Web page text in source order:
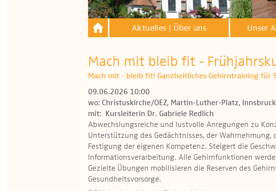
Aktuelles | Über uns Unser
Mach mit bleib fit -
Mach mit - bleib fit! Ganzheitliches Gehirntraining für
09.06.2026 10:00
wo: Christuskirche/OEZ, Martin-Luther-Platz, Innsbruck
mit: Kursleiterin Dr. Gabriele Redlich
Abwechslungsreiche und lustvolle Anregungen zu
Unterstützung des Gedächtnisses, der Wahrnehmung,
Festigung der eigenen Kompetenz. Steigert die
Informationsverarbeitung. Alle Gehirnfunktionen
Gezielte Übungen mobilisieren die Reserven des
Gesundheitsvorsorge.